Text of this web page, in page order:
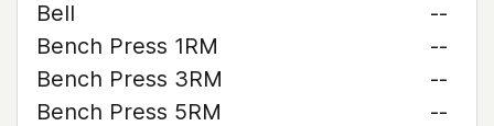
Bell
--
Bench Press 1RM
--
Bench Press 3RM
--
Bench Press 5RM
--